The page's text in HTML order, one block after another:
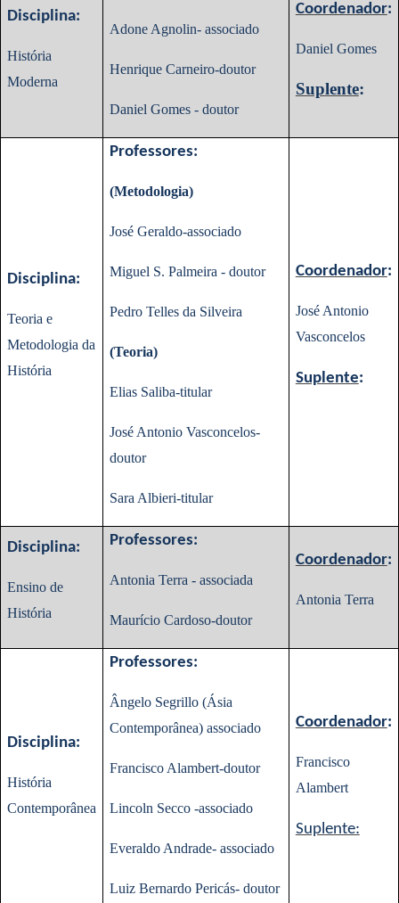
Disciplina:
História
Moderna
Adone Agnolin- associado
Henrique Carneiro-doutor
Daniel Gomes - doutor
Coordenador:
Daniel Gomes
Suplente:
Disciplina:
Teoria e
Metodologia da
História
Professores:
(Metodologia)
José Geraldo-associado
Miguel S. Palmeira - doutor
Pedro Telles da Silveira
(Teoria)
Elias Saliba-titular
José Antonio Vasconcelos-
doutor
Sara Albieri-titular
Coordenador:
José Antonio
Vasconcelos
Suplente:
Disciplina:
Ensino de
História
Professores:
Antonia Terra - associada
Maurício Cardoso-doutor
Coordenador:
Antonia Terra
Disciplina:
História
Contemporânea
Professores:
Ângelo Segrillo (Ásia
Contemporânea) associado
Francisco Alambert-doutor
Lincoln Secco -associado
Everaldo Andrade- associado
Luiz Bernardo Pericás- doutor
Coordenador:
Francisco
Alambert
Suplente: